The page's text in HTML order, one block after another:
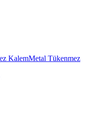
Metal Tükenmez